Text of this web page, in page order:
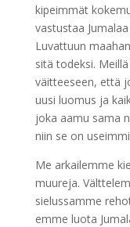
kipeimmät
vastustaa
Luvattuun
sitä todeksi.
väitteeseen, että
uusi luomus ja
joka aamu sama
niin se on
Me arkailemme
muureja.
sielussamme
emme luota